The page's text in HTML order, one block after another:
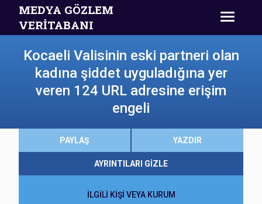
MEDYA GÖZLEM
VERİTABANI
Kocaeli Valisinin eski partneri olan
kadına şiddet uyguladığına yer
veren 124 URL adresine erişim
engeli
PAYLAŞ YAZDIR
AYRINTILARI GİZLE
İLGİLİ KİŞİ VEYA KURUM